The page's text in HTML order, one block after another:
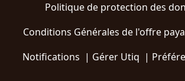
Politique de protection des
Conditions Générales de l'offre
Notifications | Gérer Utiq |